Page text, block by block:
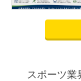
スポーツ業